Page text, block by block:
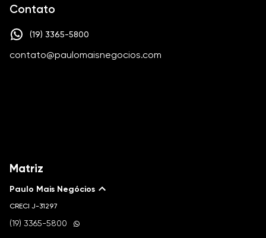
Contato
(19) 3365-5800
contato@paulomaisnegocios.com
Matriz
Paulo Mais Negócios
CRECI J-31297
(19) 3365-5800